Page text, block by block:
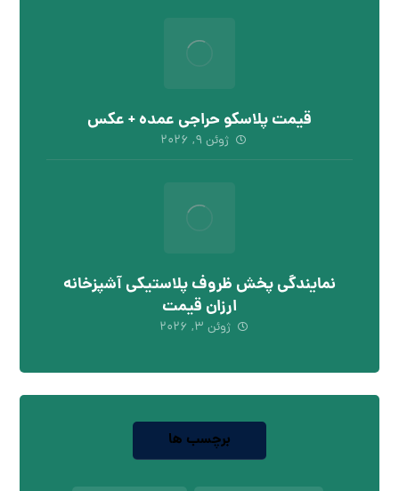
قیمت پلاسکو حراجی عمده + عکس
ژوئن ۹, ۲۰۲۶
نمایندگی پخش ظروف پلاستیکی آشپزخانه
ارزان قیمت
ژوئن ۳, ۲۰۲۶
برچسب ها